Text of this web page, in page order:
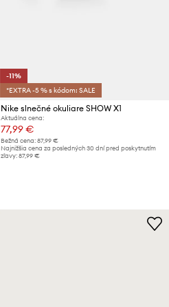
-11%
*EXTRA -5 % s kódom: SALE
Nike slnečné okuliare SHOW X1
Aktuálna cena:
77,99 €
Bežná cena: 87,99 €
Najnižšia cena za posledných 30 dní pred poskytnutím
zľavy: 87,99 €